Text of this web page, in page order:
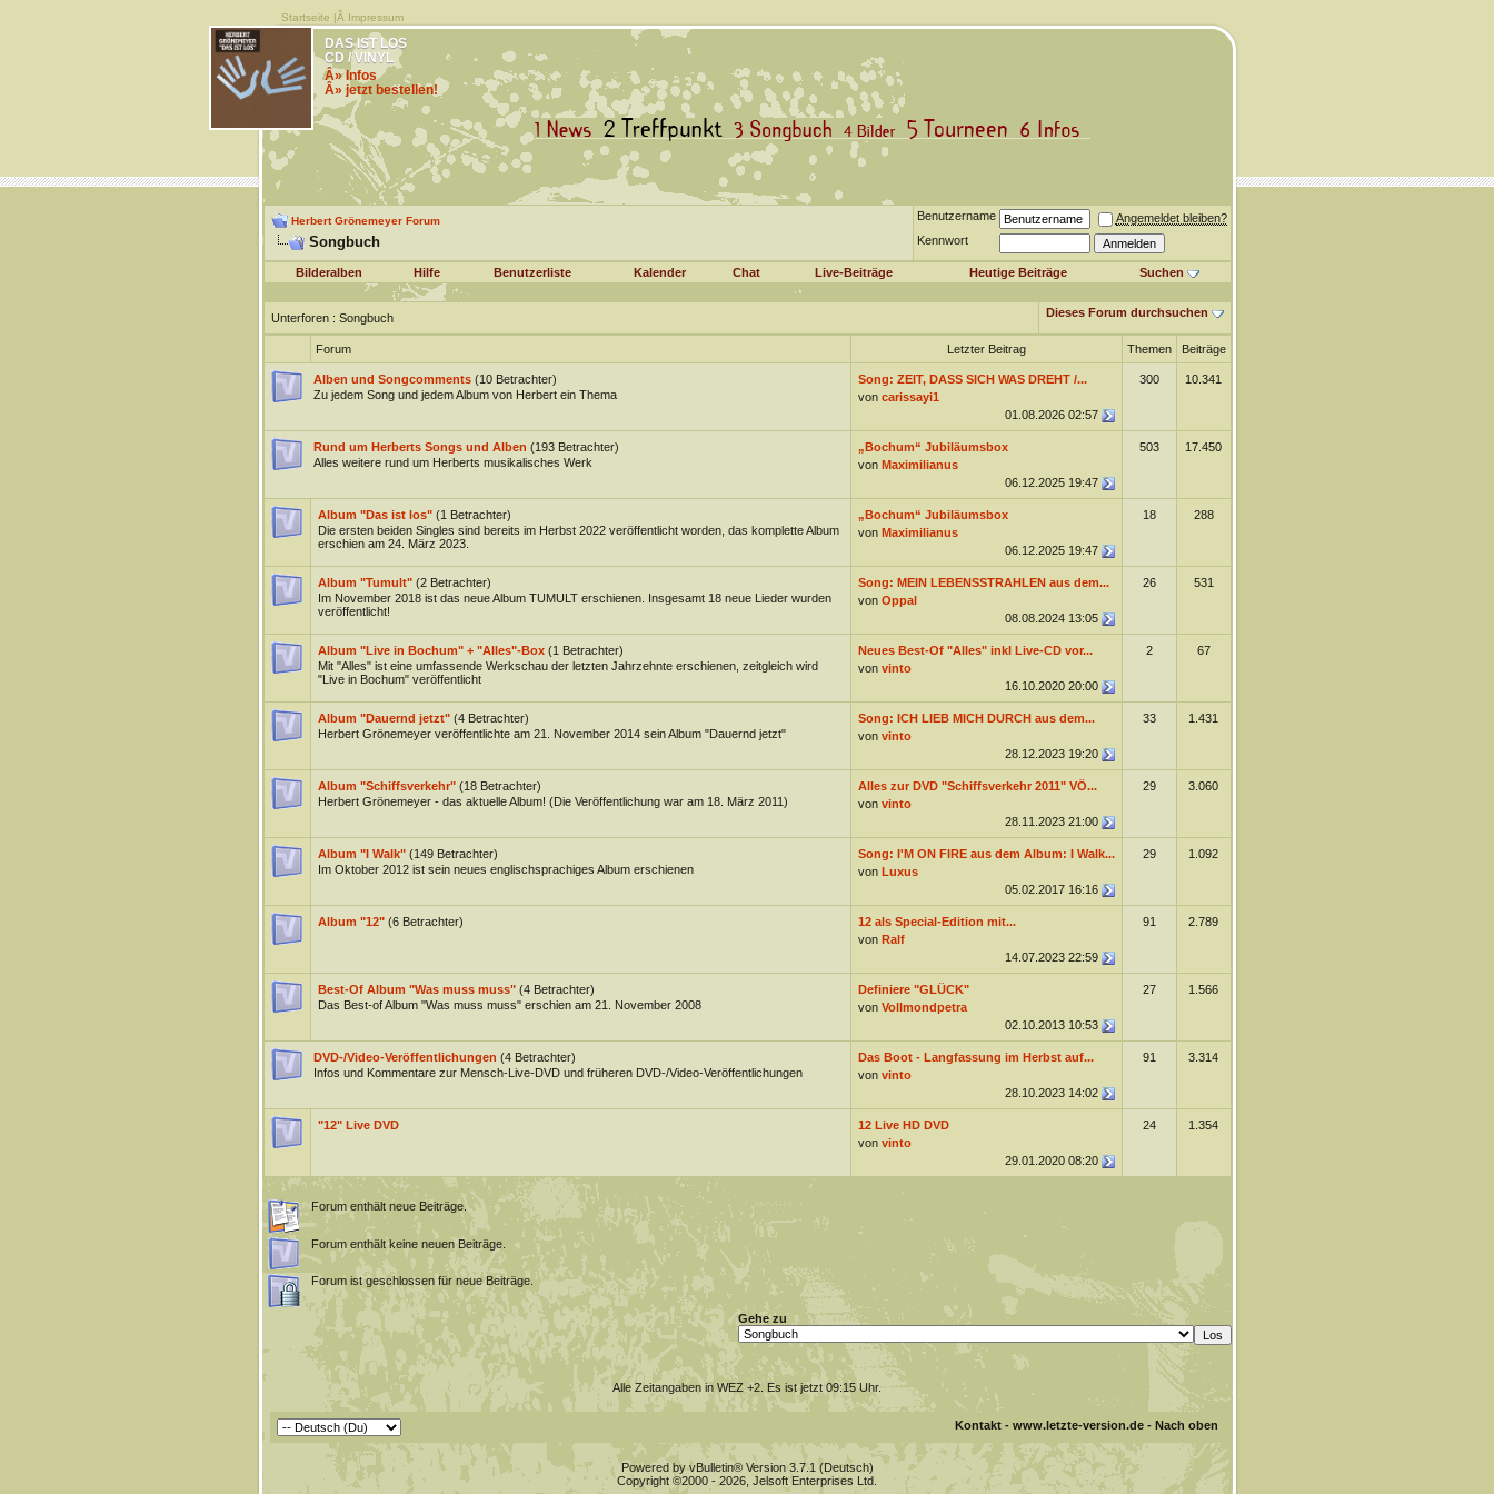
Startseite |Â Impressum
DAS IST LOS
CD / VINYL
Â» Infos
Â» jetzt bestellen!
Herbert Grönemeyer Forum
Songbuch
Benutzername
Angemeldet bleiben?
Kennwort
Bilderalben Hilfe Benutzerliste Kalender Chat Live-Beiträge Heutige Beiträge Suchen
Unterforen: Songbuch Dieses Forum durchsuchen
Forum Letzter Beitrag Themen Beiträge
Alben und Songcomments (10 Betrachter)
Zu jedem Song und jedem Album von Herbert ein Thema
Song: ZEIT, DASS SICH WAS DREHT /...
von carissayi1
01.08.2026 02:57
300 10.341
Rund um Herberts Songs und Alben (193 Betrachter)
Alles weitere rund um Herberts musikalisches Werk
„Bochum“ Jubiläumsbox
von Maximilianus
06.12.2025 19:47
503 17.450
Album "Das ist los" (1 Betrachter)
Die ersten beiden Singles sind bereits im Herbst 2022 veröffentlicht worden, das komplette Album
erschien am 24. März 2023.
„Bochum“ Jubiläumsbox
von Maximilianus
06.12.2025 19:47
18 288
Album "Tumult" (2 Betrachter)
Im November 2018 ist das neue Album TUMULT erschienen. Insgesamt 18 neue Lieder wurden
veröffentlicht!
Song: MEIN LEBENSSTRAHLEN aus dem...
von Oppal
08.08.2024 13:05
26 531
Album "Live in Bochum" + "Alles"-Box (1 Betrachter)
Mit "Alles" ist eine umfassende Werkschau der letzten Jahrzehnte erschienen, zeitgleich wird
"Live in Bochum" veröffentlicht
Neues Best-Of "Alles" inkl Live-CD vor...
von vinto
16.10.2020 20:00
2 67
Album "Dauernd jetzt" (4 Betrachter)
Herbert Grönemeyer veröffentlichte am 21. November 2014 sein Album "Dauernd jetzt"
Song: ICH LIEB MICH DURCH aus dem...
von vinto
28.12.2023 19:20
33 1.431
Album "Schiffsverkehr" (18 Betrachter)
Herbert Grönemeyer - das aktuelle Album! (Die Veröffentlichung war am 18. März 2011)
Alles zur DVD "Schiffsverkehr 2011" VÖ...
von vinto
28.11.2023 21:00
29 3.060
Album "I Walk" (149 Betrachter)
Im Oktober 2012 ist sein neues englischsprachiges Album erschienen
Song: I'M ON FIRE aus dem Album: I Walk...
von Luxus
05.02.2017 16:16
29 1.092
Album "12" (6 Betrachter)
12 als Special-Edition mit...
von Ralf
14.07.2023 22:59
91 2.789
Best-Of Album "Was muss muss" (4 Betrachter)
Das Best-of Album "Was muss muss" erschien am 21. November 2008
Definiere "GLÜCK"
von Vollmondpetra
02.10.2013 10:53
27 1.566
DVD-/Video-Veröffentlichungen (4 Betrachter)
Infos und Kommentare zur Mensch-Live-DVD und früheren DVD-/Video-Veröffentlichungen
Das Boot - Langfassung im Herbst auf...
von vinto
28.10.2023 14:02
91 3.314
"12" Live DVD
12 Live HD DVD
von vinto
29.01.2020 08:20
24 1.354
Forum enthält neue Beiträge.
Forum enthält keine neuen Beiträge.
Forum ist geschlossen für neue Beiträge.
Gehe zu
Alle Zeitangaben in WEZ +2. Es ist jetzt09:15Uhr.
Kontakt- www.letzte-version.de- Nach oben
Powered by vBulletin® Version 3.7.1 (Deutsch)
Copyright ©2000 - 2026, Jelsoft Enterprises Ltd.